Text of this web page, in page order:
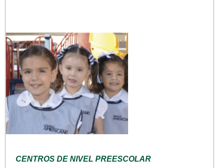
CENTROS DE NIVEL PREESCOLAR